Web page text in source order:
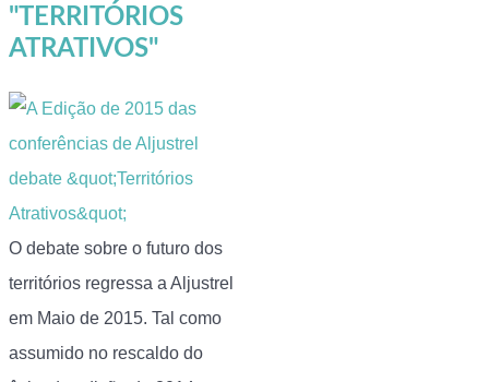
"TERRITÓRIOS
ATRATIVOS"
O debate sobre o futuro dos
territórios regressa a Aljustrel
em Maio de 2015. Tal como
assumido no rescaldo do